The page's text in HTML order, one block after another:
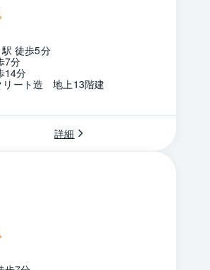
徒歩5分
7分
14分
ート造　地上13階建
詳細